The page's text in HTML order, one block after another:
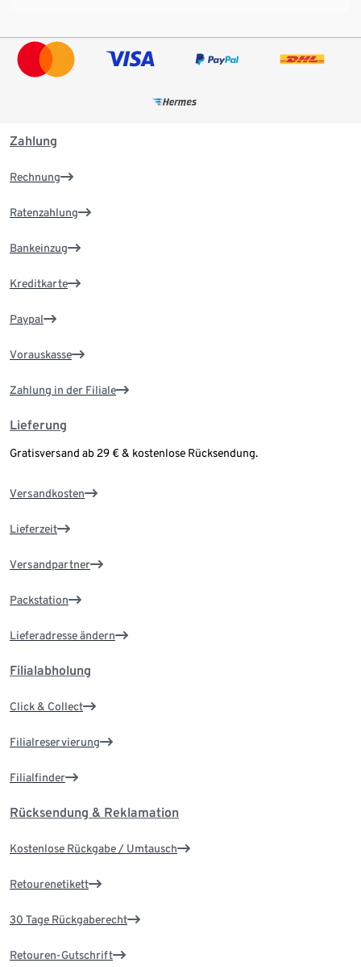
Zahlung
Rechnung
Ratenzahlung
Bankeinzug
Kreditkarte
Paypal
Vorauskasse
Zahlung in der Filiale
Lieferung
Gratisversand ab 29 € & kostenlose Rücksendung.
Versandkosten
Lieferzeit
Versandpartner
Packstation
Lieferadresse ändern
Filialabholung
Click & Collect
Filialreservierung
Filialfinder
Rücksendung & Reklamation
Kostenlose Rückgabe / Umtausch
Retourenetikett
30 Tage Rückgaberecht
Retouren-Gutschrift